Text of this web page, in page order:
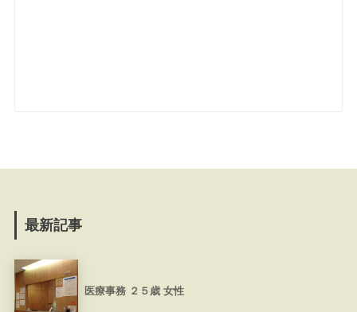
最新記事
医療事務 ２５歳 女性